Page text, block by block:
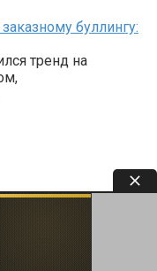
буллингу:
тренд на